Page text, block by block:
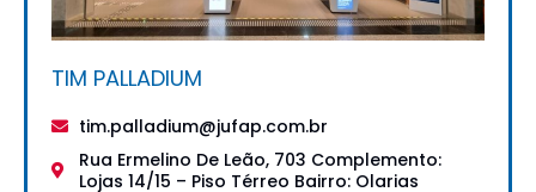
TIM PALLADIUM
tim.palladium@jufap.com.br
Rua Ermelino De Leão, 703 Complemento:
Lojas 14/15 – Piso Térreo Bairro: Olarias